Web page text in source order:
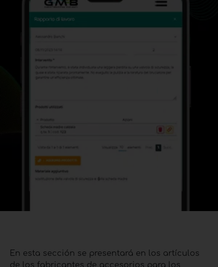
En esta sección se presentará en los artículos
de los fabricantes de accesorios para los